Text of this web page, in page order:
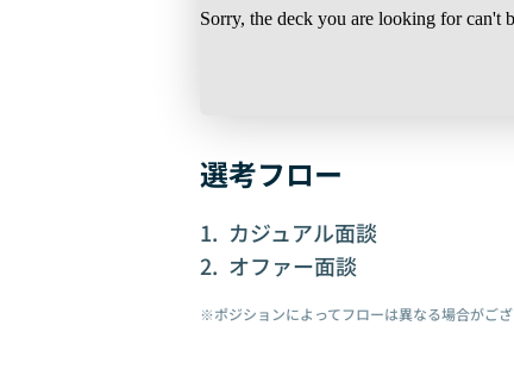
選考フロー
カジュアル面談
オファー面談
※ポジションによってフローは異なる場合がござ